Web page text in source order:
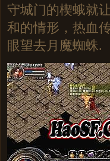
守城门的楔蛾就
和的情形，热血
眼望去月魔蜘蛛.